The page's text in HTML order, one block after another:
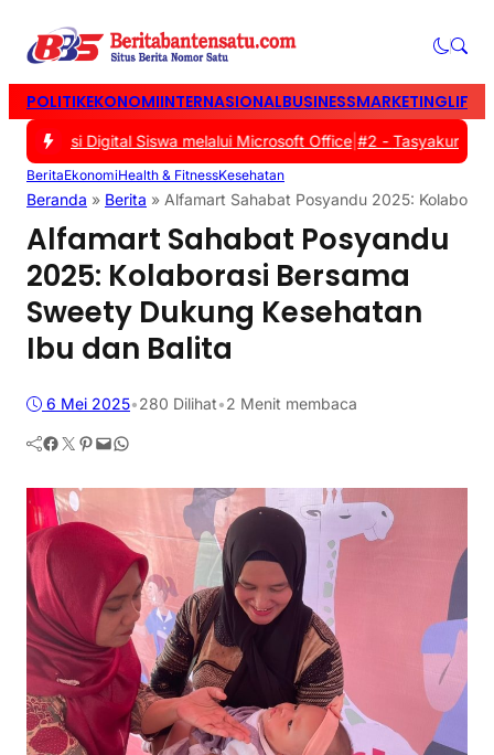
POLITIKEKONOMIINTERNASIONALBUSINESSMARKETING
Digital Siswa melalui Microsoft Office|#2 -Tasyakuran
BeritaEkonomiHealth & FitnessKesehatan
Beranda » Berita » Alfamart Sahabat Posyandu 2025:
Alfamart Sahabat Posyandu
2025: Kolaborasi Bersama
Sweety Dukung Kesehatan
Ibu dan Balita
6 Mei 2025•280 Dilihat•2 Menit membaca
Facebook Twitter Pinterest Mail WhatsApp